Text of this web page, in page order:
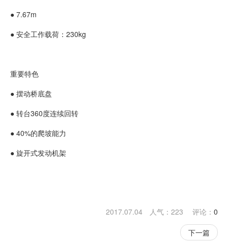
● 7.67m
● 安全工作载荷：230kg
重要特色
● 摆动桥底盘
● 转台360度连续回转
● 40%的爬坡能力
● 旋开式发动机架
2017.07.04 人气： 223 评论： 0
下一篇